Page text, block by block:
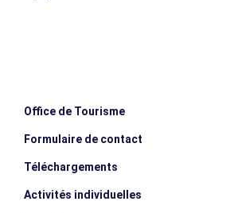
Office de Tourisme
Formulaire de contact
Téléchargements
Activités individuelles